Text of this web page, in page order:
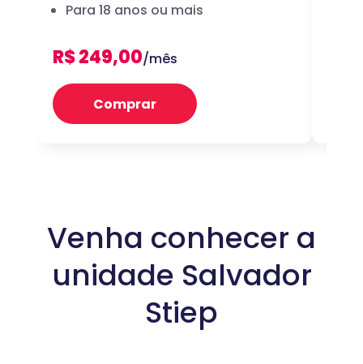
Para 18 anos ou mais
R$ 249,00/mês
Comprar
Venha conhecer a
unidade Salvador
Stiep